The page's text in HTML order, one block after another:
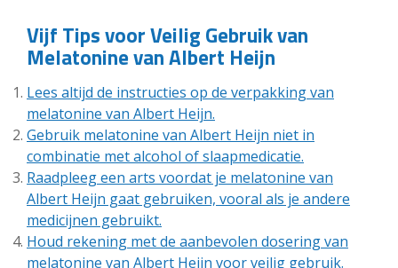
Vijf Tips voor Veilig Gebruik van
Melatonine van Albert Heijn
Lees altijd de instructies op de verpakking van
melatonine van Albert Heijn.
Gebruik melatonine van Albert Heijn niet in
combinatie met alcohol of slaapmedicatie.
Raadpleeg een arts voordat je melatonine van
Albert Heijn gaat gebruiken, vooral als je andere
medicijnen gebruikt.
Houd rekening met de aanbevolen dosering van
melatonine van Albert Heijn voor veilig gebruik.